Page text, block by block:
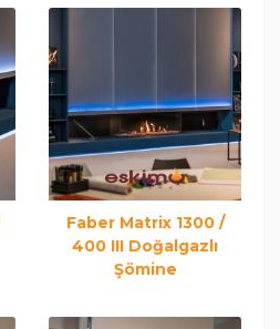
Faber Matrix 1300 /
400 III Doğalgazlı
Şömine